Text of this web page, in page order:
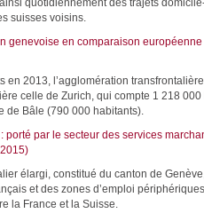
quotidiennement des trajets
suisses voisins.
genevoise en comparaison
en 2013, l’agglomération
celle de Zurich, qui compte 1 218
de Bâle (790 000 habitants).
porté par le secteur des services
élargi, constitué du canton de
et des zones d’emploi
la France et la Suisse.